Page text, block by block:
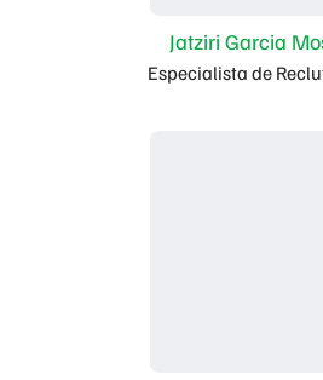
Jatziri Garcia
Especialista de